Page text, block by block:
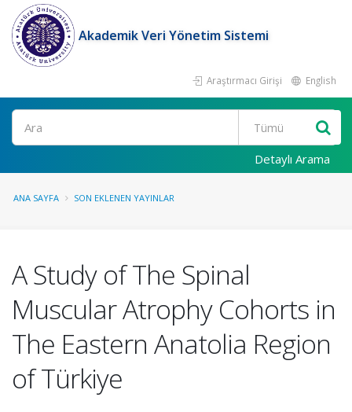
Akademik Veri Yönetim Sistemi
Araştırmacı Girişi English
Ara
Detaylı Arama
ANA SAYFA SON EKLENEN YAYINLAR
A Study of The Spinal
Muscular Atrophy Cohorts in
The Eastern Anatolia Region
of Türkiye